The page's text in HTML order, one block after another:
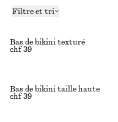
Filtre et tri
Bas de bikini texturé
chf 39
Bas de bikini taille haute
chf 39